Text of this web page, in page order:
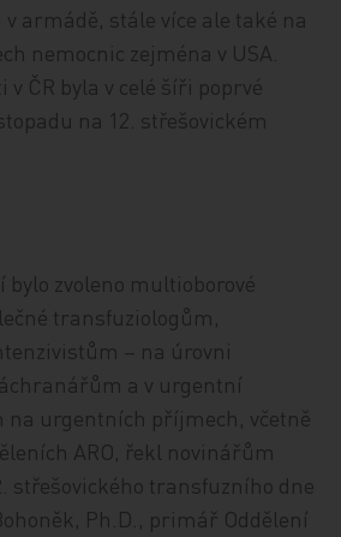
v armádě, stále více ale také na
nemocnic zejména v USA.
v ČR byla v celé šíři poprvé
na 12. střešovickém
bylo zvoleno multioborové
transfuziologům,
– na úrovni
a v urgentní
na urgentních příjmech, včetně
ARO, řekl novinářům
střešovického transfuzního dne
Ph.D., primář Oddělení